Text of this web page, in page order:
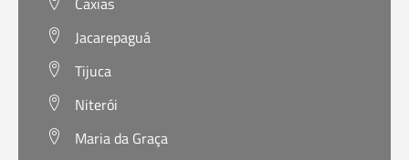
Jacarepaguá
Tijuca
Niterói
Maria da Graça